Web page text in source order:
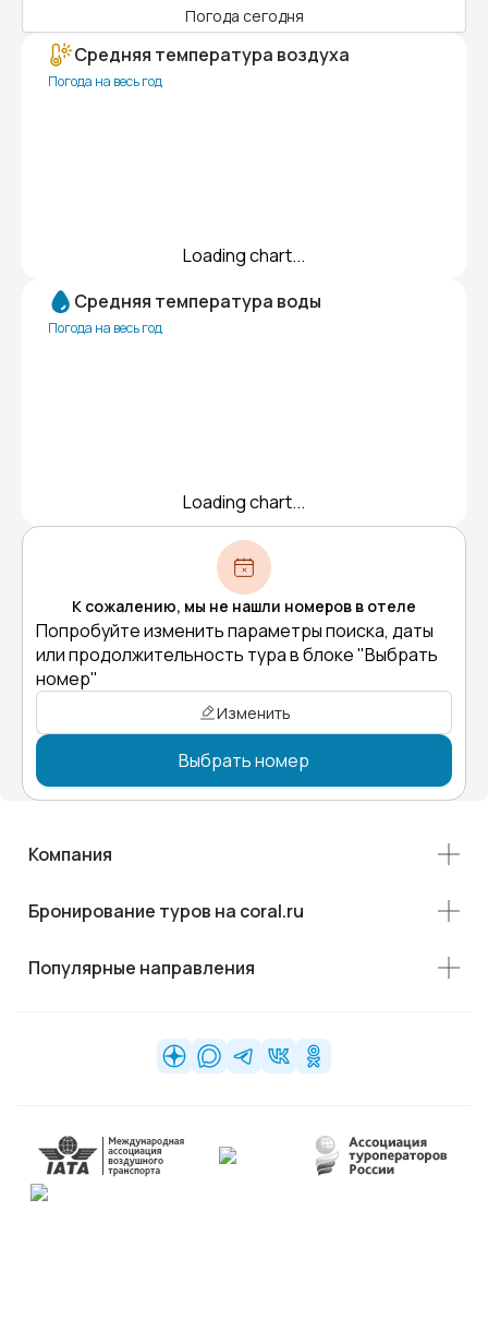
Погода сегодня
Средняя температура воздуха
Погода на весь год
Loading chart...
Средняя температура воды
Погода на весь год
Loading chart...
К сожалению, мы не нашли номеров в отеле
Попробуйте изменить параметры поиска, даты
или продолжительность тура в блоке "Выбрать
номер"
Изменить
Выбрать номер
Компания
Бронирование туров на coral.ru
Популярные направления